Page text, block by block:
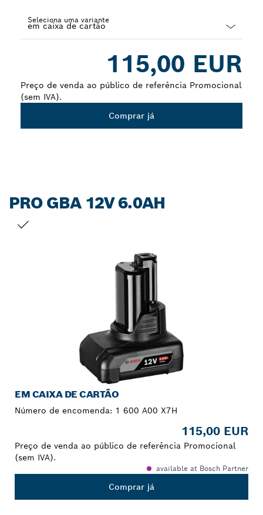
Seleciona uma variante
115,00 EUR
Preço de venda ao público de referência Promocional
(sem IVA).
Comprar já
PRO GBA 12V 6.0AH
EM CAIXA DE CARTÃO
Número de encomenda: 1 600 A00 X7H
115,00 EUR
Preço de venda ao público de referência Promocional
(sem IVA).
available at Bosch Partner
Comprar já